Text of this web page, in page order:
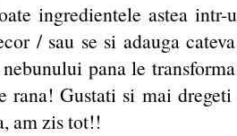
ingredientele astea intr-
/ sau se si adauga
pana le
rana! Gustati si mai
am zis tot!!